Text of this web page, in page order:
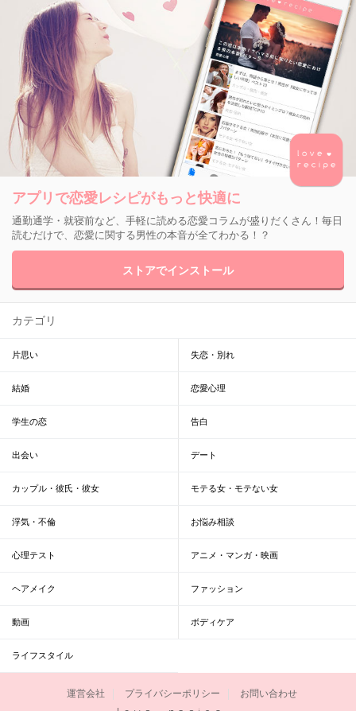
アプリで恋愛レシピがもっと快適に
通勤通学・就寝前など、手軽に読める恋愛コラムが盛りだくさん！毎日
読むだけで、恋愛に関する男性の本音が全てわかる！？
ストアでインストール
カテゴリ
片思い 失恋・別れ
結婚 恋愛心理
学生の恋 告白
出会い デート
カップル・彼氏・彼女 モテる女・モテない女
浮気・不倫 お悩み相談
心理テスト アニメ・マンガ・映画
ヘアメイク ファッション
動画 ボディケア
ライフスタイル
運営会社 プライバシーポリシー お問い合わせ